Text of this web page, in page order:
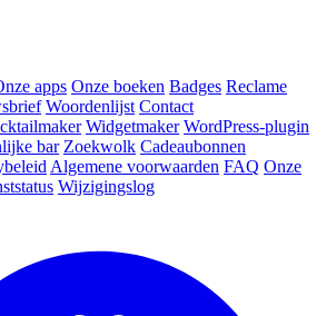
apps Onze boeken Badges Reclame
Woordenlijst Contact
Widgetmaker WordPress-plugin
bar Zoekwolk Cadeaubonnen
Algemene voorwaarden FAQ Onze
Wijzigingslog